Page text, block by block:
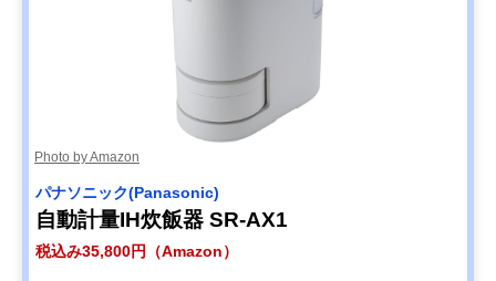
Photo by Amazon
パナソニック(Panasonic)
自動計量IH炊飯器 SR-AX1
税込み35,800円（Amazon）